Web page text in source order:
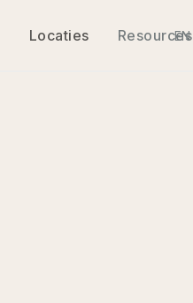
Locaties Resources
EN